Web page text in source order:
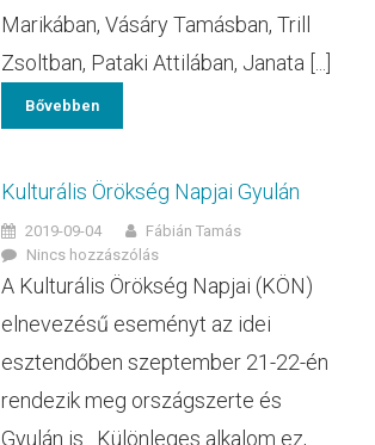
Marikában, Vásáry Tamásban, Trill
Zsoltban, Pataki Attilában, Janata [...]
Bővebben
Kulturális Örökség Napjai Gyulán
2019-09-04
Fábián Tamás
Nincs hozzászólás
A Kulturális Örökség Napjai (KÖN)
elnevezésű eseményt az idei
esztendőben szeptember 21-22-én
rendezik meg országszerte és
Gyulán is. Különleges alkalom ez,